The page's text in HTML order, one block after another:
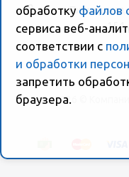
обработку файлов
сервиса веб-
соответствии с
и обработки
запретить
браузера.
ул. Пионерская,
2026 ©